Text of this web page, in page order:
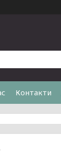
Контакти